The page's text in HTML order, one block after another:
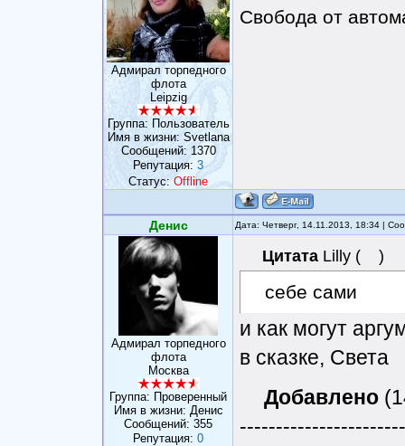
Адмирал торпедного
флота
Leipzig
Группа: Пользователь
Имя в жизни: Svetlana
Сообщений: 1370
Репутация: 3
Статус:Offline
Свобода от
Денис Дата: Четверг, 14.11.2013, 18:34 |
Адмирал торпедного
флота
Москва
Группа: Проверенный
Имя в жизни: Денис
Сообщений: 355
Репутация: 0
Цитата Lilly ( )
себе сами
и как могут
в сказке, Света
Добавлено